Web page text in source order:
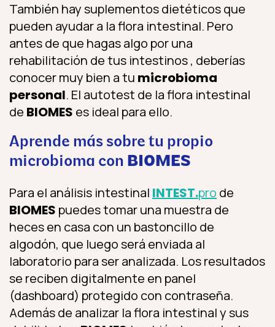
También hay suplementos dietéticos que
pueden ayudar a la flora intestinal. Pero
antes de que hagas algo por una
rehabilitación de tus intestinos , deberías
conocer muy bien a tu microbioma
personal. El autotest de la flora intestinal
de BIOMES es ideal para ello.
Aprende más sobre tu propio
microbioma con BIOMES
Para el análisis intestinal INTEST.pro de
BIOMES puedes tomar una muestra de
heces en casa con un bastoncillo de
algodón, que luego será enviada al
laboratorio para ser analizada. Los resultados
se reciben digitalmente en panel
(dashboard) protegido con contraseña.
Además de analizar la flora intestinal y sus